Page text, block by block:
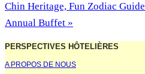
Chin Heritage, Fun Zodiac
Annual Buffet »
PERSPECTIVES HÔTELIÈRES
A PROPOS DE NOUS